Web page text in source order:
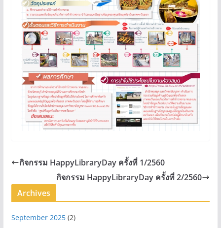
กิจกรรม HappyLibraryDay ครั้งที่ 1/2560
กิจกรรม HappyLibraryDay ครั้งที่ 2/2560
Archives
September 2025(2)